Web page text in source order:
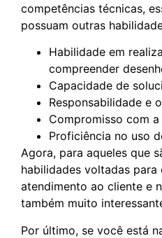
competências técnicas,
possuam outras
Habilidade em
compreender
Capacidade de
Responsabilidade e
Compromisso com
Proficiência no uso
Agora, para aqueles que
habilidades voltadas
atendimento ao cliente e
também muito
Por último, se você está